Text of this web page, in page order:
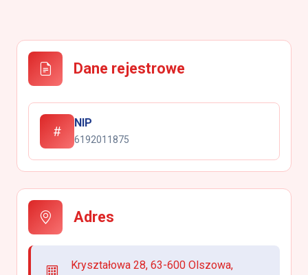
Dane rejestrowe
NIP
6192011875
Adres
Kryształowa 28, 63-600 Olszowa,